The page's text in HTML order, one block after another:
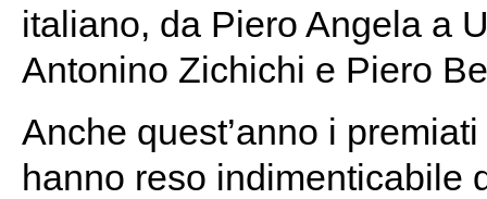
italiano, da Piero Angela a
Antonino Zichichi e Piero
Anche quest’anno i
hanno reso indimenticabile